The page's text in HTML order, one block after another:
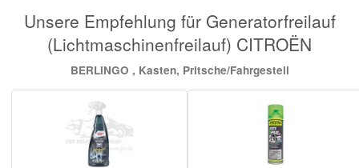
Unsere Empfehlung für Generatorfreilauf
(Lichtmaschinenfreilauf) CITROËN
BERLINGO , Kasten, Pritsche/Fahrgestell